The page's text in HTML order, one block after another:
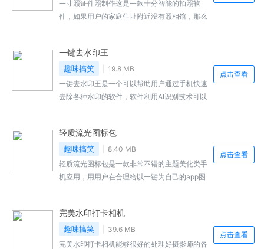
一寸照证件照制作这是一款十分智能的拍照软
件，如果用户的家庭住址附近没有照相馆，那么
一系列功能，操作方便简单，支持打印投递服
务，可以交由线下打印完成后送到家中，轻松便
利，感兴趣的小伙伴快来本站下载吧。
一键去水印王
趣味搞笑
19.8 MB
一键去水印王是一个可以帮助用户通过手机快速
去除各种水印的软件，软件利用AI识别技术可以
个功能丰富的视频编辑工具箱，支持视频的一键
提取和编辑，根据喜好进行相应的编辑，感兴趣
的小伙伴快来本站下载吧。
点击查看
轻质流光图标包
趣味搞笑
8.40 MB
轻质流光图标包是一款非常不错的主题美化类手
机应用，用用户在合理给以一键为自己的app图
泽，看起来更加束缚，用户可以在这里自行选择
替换，感兴趣的小伙伴快来本站下载吧。
点击查看
完美水印打卡相机
趣味搞笑
39.6 MB
完美水印打卡相机能够很好的处理好摄影师的各
点击查看